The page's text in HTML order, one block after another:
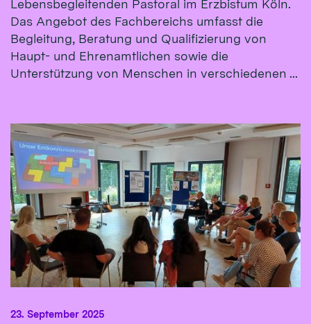
Lebensbegleitenden Pastoral im Erzbistum Köln.
Das Angebot des Fachbereichs umfasst die
Begleitung, Beratung und Qualifizierung von
Haupt- und Ehrenamtlichen sowie die
Unterstützung von Menschen in verschiedenen ...
23. September 2025